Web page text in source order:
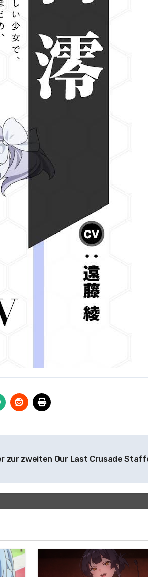
zur zweiten Our Last Crusade